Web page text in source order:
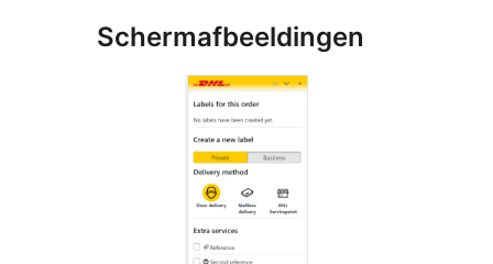
Schermafbeeldingen